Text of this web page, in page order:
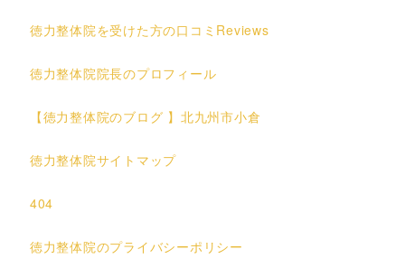
徳力整体院を受けた方の口コミReviews
徳力整体院院長のプロフィール
【徳力整体院のブログ 】北九州市小倉
徳力整体院サイトマップ
404
徳力整体院のプライバシーポリシー